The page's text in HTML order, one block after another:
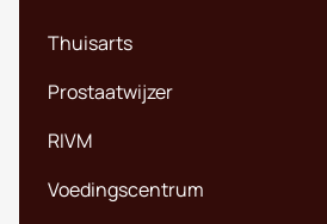
Thuisarts
Prostaatwijzer
RIVM
Voedingscentrum